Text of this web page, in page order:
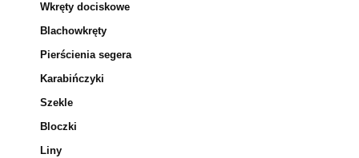
Wkręty dociskowe
Blachowkręty
Pierścienia segera
Karabińczyki
Szekle
Bloczki
Liny